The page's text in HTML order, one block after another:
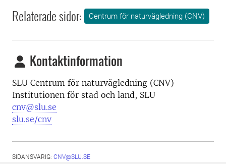
Relaterade sidor: Centrum för naturvägledning (CNV)
Kontaktinformation
SLU Centrum för naturvägledning (CNV)
Institutionen för stad och land, SLU
cnv@slu.se
slu.se/cnv
SIDANSVARIG: CNV@SLU.SE